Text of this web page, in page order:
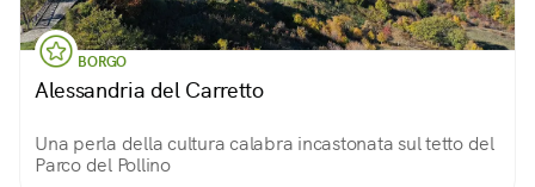
BORGO
Alessandria del Carretto
Una perla della cultura calabra incastonata sul tetto del
Parco del Pollino